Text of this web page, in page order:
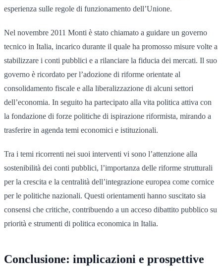
esperienza sulle regole di funzionamento dell’Unione.
Nel novembre 2011 Monti è stato chiamato a guidare un governo
tecnico in Italia, incarico durante il quale ha promosso misure volte a
stabilizzare i conti pubblici e a rilanciare la fiducia dei mercati. Il suo
governo è ricordato per l’adozione di riforme orientate al
consolidamento fiscale e alla liberalizzazione di alcuni settori
dell’economia. In seguito ha partecipato alla vita politica attiva con
la fondazione di forze politiche di ispirazione riformista, mirando a
trasferire in agenda temi economici e istituzionali.
Tra i temi ricorrenti nei suoi interventi vi sono l’attenzione alla
sostenibilità dei conti pubblici, l’importanza delle riforme strutturali
per la crescita e la centralità dell’integrazione europea come cornice
per le politiche nazionali. Questi orientamenti hanno suscitato sia
consensi che critiche, contribuendo a un acceso dibattito pubblico su
priorità e strumenti di politica economica in Italia.
Conclusione: implicazioni e prospettive